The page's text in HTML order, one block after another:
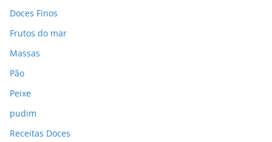
Doces Finos
Frutos do mar
Massas
Pão
Peixe
pudim
Receitas Doces